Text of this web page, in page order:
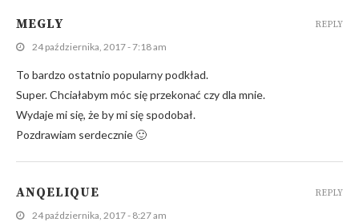
MEGLY
24 października, 2017 - 7:18 am
To bardzo ostatnio popularny podkład.
Super. Chciałabym móc się przekonać czy dla mnie.
Wydaje mi się, że by mi się spodobał.
Pozdrawiam serdecznie 🙂
REPLY
ANQELIQUE
24 października, 2017 - 8:27 am
REPLY